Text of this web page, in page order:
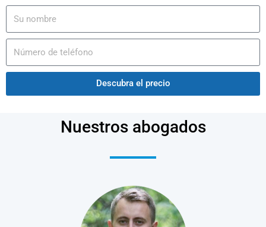
Descubra el precio
Nuestros abogados